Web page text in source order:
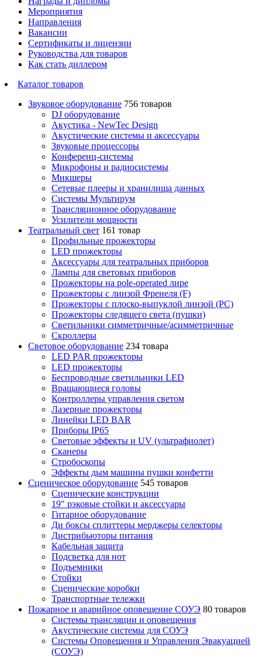
Мероприятия
Направления
Вакансии
Сертификаты и лицензии
Руководства для товаров
Как стать диллером
Каталог товаров
Звуковое оборудование 756 товаров
DJ оборудование
Акустика - NewTec Design
Акустические системы и аксессуары
Звуковые процессоры
Конференц-системы
Микрофоны и радиосистемы
Микшеры
Сетевые плееры и хранилища данных
Системы Мультирум
Трансляционное оборудование
Усилители мощности
Театральный свет 161 товар
Профильные прожекторы
LED прожекторы
Аксессуары для театральных приборов
Лампы для световых приборов
Прожекторы на pole-operated лире
Прожекторы с линзой Френеля (F)
Прожекторы с плоско-выпуклой линзой (PC)
Прожекторы следящего света (пушки)
Светильники симметричные/асимметричные
Скроллеры
Световое оборудование 234 товара
LED PAR прожекторы
LED прожекторы
Беспроводные светильники LED
Вращающиеся головы
Контроллеры управления светом
Лазерные прожекторы
Линейки LED BAR
Приборы IP65
Световые эффекты и UV (ультрафиолет)
Сканеры
Стробоскопы
Эффекты дым машины пушки конфетти
Сценическое оборудование 545 товаров
Сценические конструкции
19" рэковые стойки и аксесcуары
Гитарное оборудование
Ди боксы сплиттеры мерджеры селекторы
Дистрибьюторы питания
Кабельная защита
Подсветка для нот
Подъемники
Стойки
Сценические коробки
Транспортные тележки
Пожарное и аварийное оповещение СОУЭ 80 товаров
Cистемы трансляции и оповещения
Акустические системы для СОУЭ
Системы Оповещения и Управления Эвакуацией
(СОУЭ)